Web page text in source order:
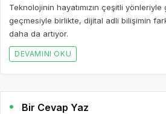
Teknolojinin hayatımızın çeşitli
geçmesiyle birlikte, dijital adli bilişimin
daha da artıyor.
DEVAMINI OKU
Bir Cevap Yaz